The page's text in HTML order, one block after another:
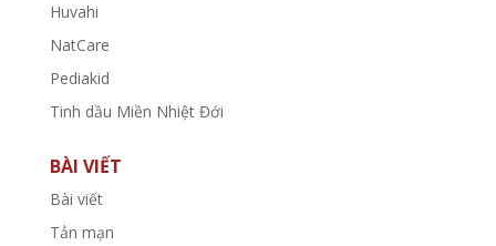
Huvahi
NatCare
Pediakid
Tinh dầu Miền Nhiệt Đới
BÀI VIẾT
Bài viết
Tản mạn